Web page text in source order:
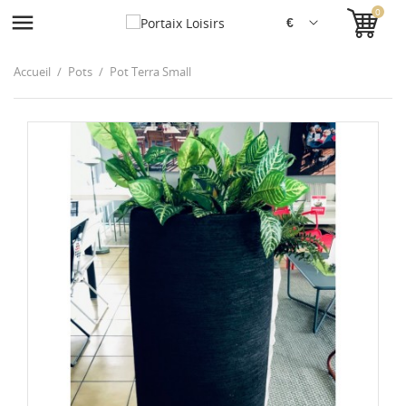
 0
Accueil Pots Pot Terra Small